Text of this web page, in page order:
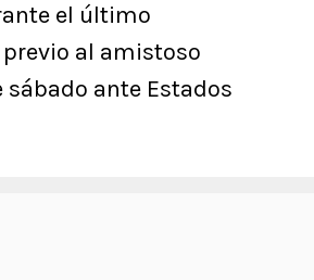
el último
al amistoso
ante Estados